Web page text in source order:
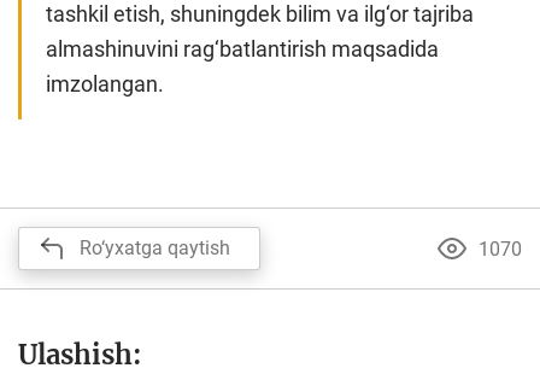
tashkil etish, shuningdek bilim va ilg‘or tajriba
almashinuvini rag‘batlantirish maqsadida
imzolangan.
Ro‘yxatga qaytish 1070
Ulashish: